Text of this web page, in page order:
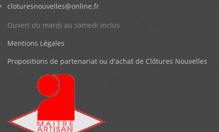
cloturesnouvelles@online.fr
Ouvert du mardi au samedi inclus
Mentions Légales
Propositions de partenariat ou d'achat de Clôtures Nouvelles